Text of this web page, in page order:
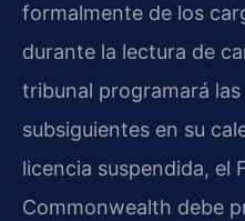
formalmente de los
durante la lectura de
tribunal programará las
subsiguientes en su
licencia suspendida, el
Commonwealth debe